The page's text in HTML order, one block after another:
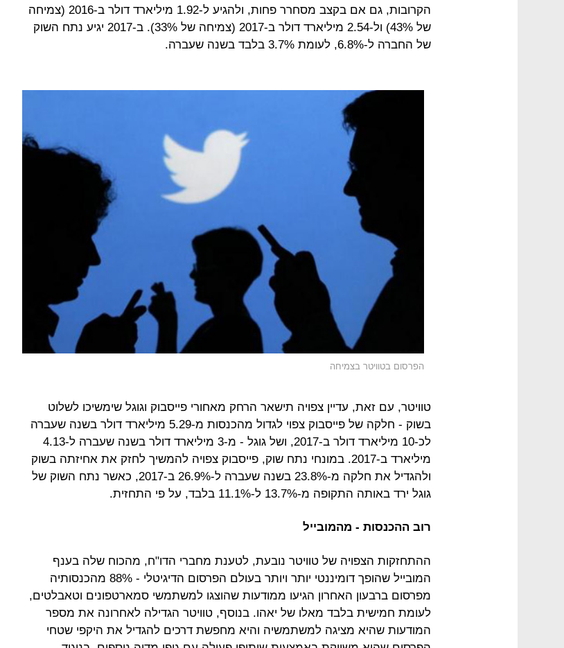
הקרובות, גם אם בקצב מסחרר פחות, ולהגיע ל-1.92 מיליארד דולר ב-2016 (צמיחה
של 43%) ול-2.54 מיליארד דולר ב-2017 (צמיחה של 33%). ב-2017 יגיע נתח השוק
של החברה ל-6.8%, לעומת 3.7% בלבד בשנה שעברה.
הפרסום בטוויטר בצמיחה
טוויטר, עם זאת, עדיין צפויה תישאר הרחק מאחורי פייסבוק וגוגל שימשיכו לשלוט
בשוק - חלקה של פייסבוק צפוי לגדול מהכנסות מ-5.29 מיליארד דולר בשנה שעברה
לכ-10 מיליארד דולר ב-2017, ושל גוגל - מ-3 מיליארד דולר בשנה שעברה ל-4.13
מיליארד ב-2017. במונחי נתח שוק, פייסבוק צפויה להמשיך לחזק את אחיזתה בשוק
ולהגדיל את חלקה מ-23.8% בשנה שעברה ל-26.9% ב-2017, כאשר נתח השוק של
גוגל ירד באותה התקופה מ-13.7% ל-11.1% בלבד, על פי התחזית.
רוב ההכנסות - מהמובייל
ההתחזקות הצפויה של טוויטר נובעת, לטענת מחברי הדו"ח, מהכוח שלה בענף
המובייל שהופך דומיננטי יותר ויותר בעולם הפרסום הדיגיטלי - 88% מהכנסותיה
מפרסום ברבעון האחרון הגיעו ממודעות שהוצגו למשתמשי סמארטפונים וטאבלטים,
לעומת חמישית בלבד מאלו של יאהו. בנוסף, טוויטר הגדילה לאחרונה את מספר
המודעות שהיא מציגה למשתמשיה והיא מחפשת דרכים להגדיל את היקפי שטחי